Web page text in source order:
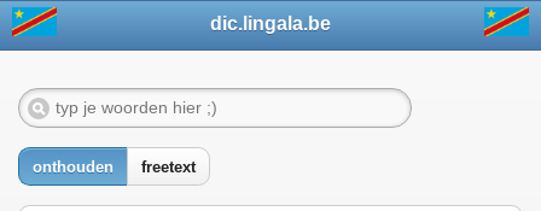
dic.lingala.be
onthouden freetext